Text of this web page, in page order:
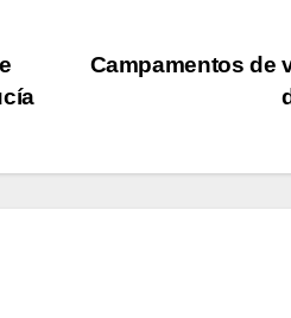
Campamentos de